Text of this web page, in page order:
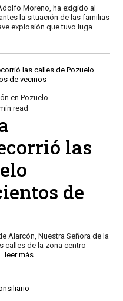
Moreno, ha exigido al
la situación de las familias
explosión que tuvo luga...
en Pozuelo
read
las
de
Alarcón, Nuestra Señora de la
calles de la zona centro
leer más...